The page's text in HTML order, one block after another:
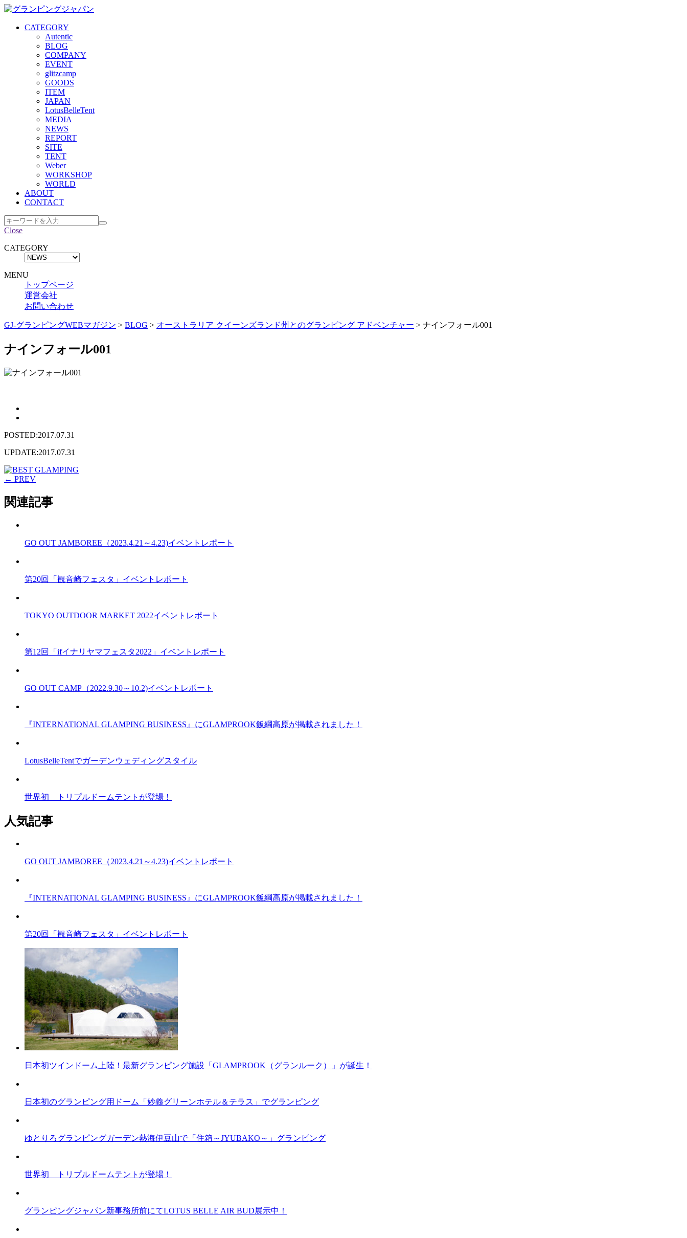
CATEGORY
Autentic
BLOG
COMPANY
EVENT
glitzcamp
GOODS
ITEM
JAPAN
LotusBelleTent
MEDIA
NEWS
REPORT
SITE
TENT
Weber
WORKSHOP
WORLD
ABOUT
CONTACT
Close
CATEGORY
MENU
トップページ
運営会社
お問い合わせ
GJ-グランピングWEBマガジン > BLOG > オーストラリア クイーンズランド州とのグランピング アドベンチャー > ナインフォール001
ナインフォール001
POSTED:2017.07.31
UPDATE:2017.07.31
← PREV
関連記事
GO OUT JAMBOREE（2023.4.21～4.23)イベントレポート
第20回「観音崎フェスタ」イベントレポート
TOKYO OUTDOOR MARKET 2022イベントレポート
第12回「ifイナリヤマフェスタ2022」イベントレポート
GO OUT CAMP（2022.9.30～10.2)イベントレポート
『INTERNATIONAL GLAMPING BUSINESS』にGLAMPROOK飯綱高原が掲載されました！
LotusBelleTentでガーデンウェディングスタイル
世界初 トリプルドームテントが登場！
人気記事
GO OUT JAMBOREE（2023.4.21～4.23)イベントレポート
『INTERNATIONAL GLAMPING BUSINESS』にGLAMPROOK飯綱高原が掲載されました！
第20回「観音崎フェスタ」イベントレポート
日本初ツインドーム上陸！最新グランピング施設「GLAMPROOK（グランルーク）」が誕生！
日本初のグランピング用ドーム「妙義グリーンホテル＆テラス」でグランピング
ゆとりろグランピングガーデン熱海伊豆山で「住箱～JYUBAKO～」グランピング
世界初 トリプルドームテントが登場！
グランピングジャパン新事務所前にてLOTUS BELLE AIR BUD展示中！